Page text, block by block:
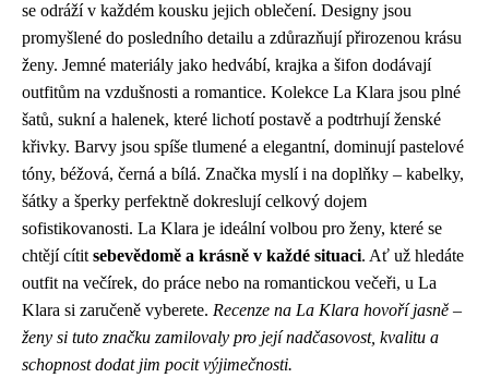
se odráží v každém kousku jejich oblečení. Designy jsou
promyšlené do posledního detailu a zdůrazňují přirozenou krásu
ženy. Jemné materiály jako hedvábí, krajka a šifon dodávají
outfitům na vzdušnosti a romantice. Kolekce La Klara jsou plné
šatů, sukní a halenek, které lichotí postavě a podtrhují ženské
křivky. Barvy jsou spíše tlumené a elegantní, dominují pastelové
tóny, béžová, černá a bílá. Značka myslí i na doplňky – kabelky,
šátky a šperky perfektně dokreslují celkový dojem
sofistikovanosti. La Klara je ideální volbou pro ženy, které se
chtějí cítit sebevědomě a krásně v každé situaci. Ať už hledáte
outfit na večírek, do práce nebo na romantickou večeři, u La
Klara si zaručeně vyberete. Recenze na La Klara hovoří jasně –
ženy si tuto značku zamilovaly pro její nadčasovost, kvalitu a
schopnost dodat jim pocit výjimečnosti.